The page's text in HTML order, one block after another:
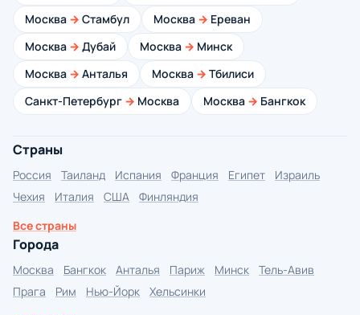
Москва → Стамбул Москва → Ереван
Москва → Дубай Москва → Минск
Москва → Анталья Москва → Тбилиси
Санкт-Петербург → Москва Москва → Бангкок
Страны
Россия Таиланд Испания Франция Египет
Израиль
Чехия
Италия США
Финляндия
Все страны
Города
Москва Бангкок Анталья Париж Минск
Тель-Авив
Прага
Рим Нью-Йорк
Хельсинки